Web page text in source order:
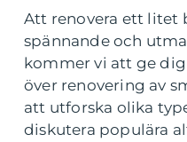
Att renovera ett litet
spännande och
kommer vi att ge
över renovering av
att utforska olika
diskutera populära